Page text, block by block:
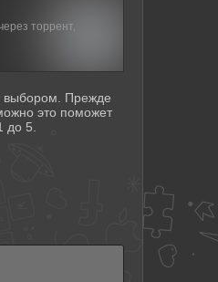
торрент,
выбором. Прежде
это поможет
до 5.